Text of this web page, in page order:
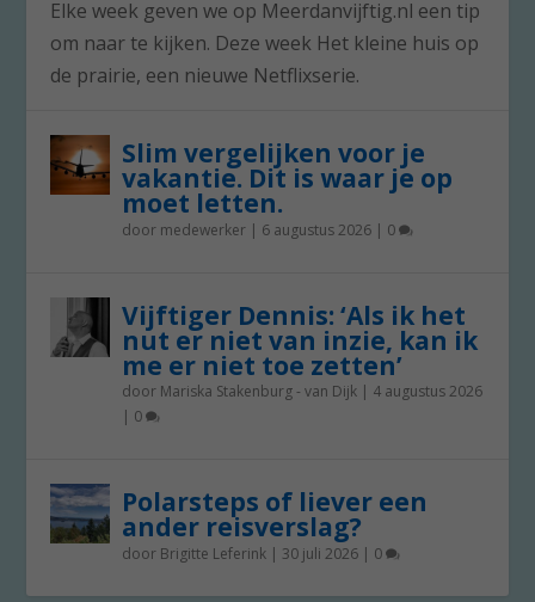
Elke week geven we op Meerdanvijftig.nl een tip
om naar te kijken. Deze week Het kleine huis op
de prairie, een nieuwe Netflixserie.
Slim vergelijken voor je
vakantie. Dit is waar je op
moet letten.
door medewerker | 6 augustus 2026 | 0
Vijftiger Dennis: ‘Als ik het
nut er niet van inzie, kan ik
me er niet toe zetten’
door Mariska Stakenburg - van Dijk | 4 augustus 2026
| 0
Polarsteps of liever een
ander reisverslag?
door Brigitte Leferink | 30 juli 2026 | 0